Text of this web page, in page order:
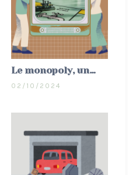
Le monopoly, un…
02/10/2024